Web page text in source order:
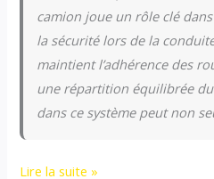
camion joue un rôle clé
la sécurité lors de la
maintient l’adhérence des
une répartition équilibrée
dans ce système peut non
Lire la suite »